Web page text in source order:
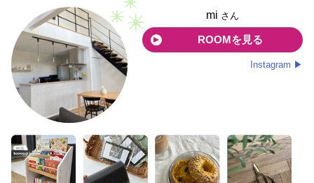
mi さん
ROOMを見る
Instagram ▶